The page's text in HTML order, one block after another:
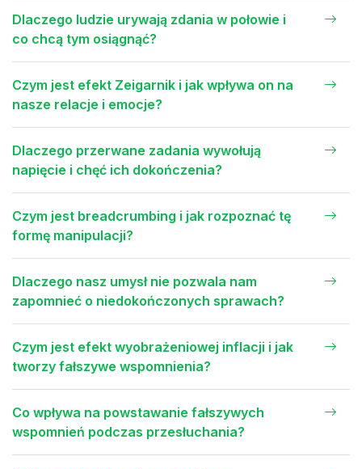
Dlaczego ludzie urywają zdania w połowie i
co chcą tym osiągnąć?
Czym jest efekt Zeigarnik i jak wpływa on na
nasze relacje i emocje?
Dlaczego przerwane zadania wywołują
napięcie i chęć ich dokończenia?
Czym jest breadcrumbing i jak rozpoznać tę
formę manipulacji?
Dlaczego nasz umysł nie pozwala nam
zapomnieć o niedokończonych sprawach?
Czym jest efekt wyobrażeniowej inflacji i jak
tworzy fałszywe wspomnienia?
Co wpływa na powstawanie fałszywych
wspomnień podczas przesłuchania?